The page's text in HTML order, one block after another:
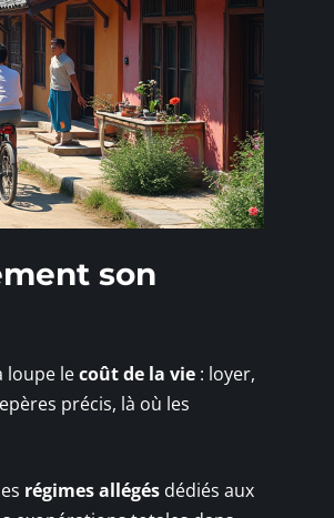
son
loupe lecoût de la vie : loyer,
précis, là où les
régimes allégés dédiés aux